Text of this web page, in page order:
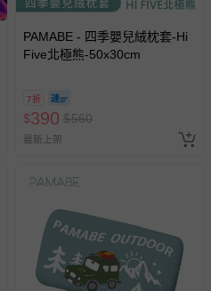
PAMABE - 四季嬰兒絨枕套-Hi
Five北極熊-50x30cm
7折
$390 $560
最新上架